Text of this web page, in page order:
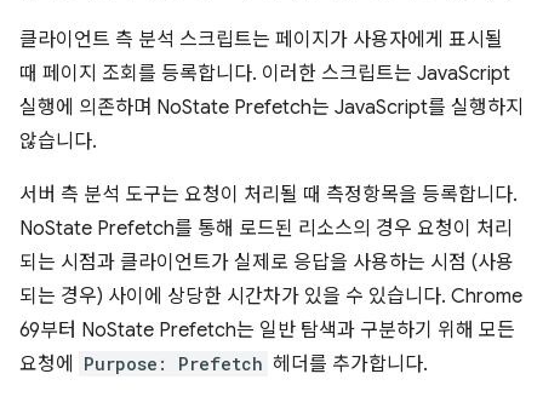
클라이언트 측 분석 스크립트는 페이지가 사용자에게 표시될
때 페이지 조회를 등록합니다. 이러한 스크립트는 JavaScript
실행에 의존하며 NoState Prefetch는 JavaScript를 실행하지
않습니다.
서버 측 분석 도구는 요청이 처리될 때 측정항목을 등록합니다.
NoState Prefetch를 통해 로드된 리소스의 경우 요청이 처리
되는 시점과 클라이언트가 실제로 응답을 사용하는 시점 (사용
되는 경우) 사이에 상당한 시간차가 있을 수 있습니다. Chrome
69부터 NoState Prefetch는 일반 탐색과 구분하기 위해 모든
요청에
Purpose: Prefetch 헤더를 추가합니다.